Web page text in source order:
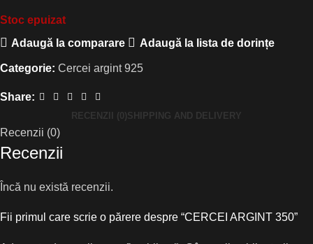
Stoc epuizat
Adaugă la comparare
Adaugă la lista de dorințe
Categorie: Cercei argint 925
Share:
RECENZII (0) SHIPPING AND DELIVERY
Recenzii (0)
Recenzii
Încă nu există recenzii.
Fii primul care scrie o părere despre “CERCEI ARGINT 350”